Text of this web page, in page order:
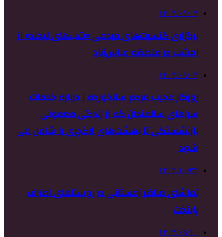
۱۴۰۴/۰۱/۰۴
برگزاری کنسرت‌های مردمی «شب‌های لبخند» از
امشب در منطقه عباس‌آباد
۱۴۰۳/۰۹/۰۳
روزگار عجیب مردم سالخورده | درباره خدمات
سراهای سالمندان که از زندگی معمولی
بازنشستگی تا بهشت‌های لاکچری را شامل می
شود
۱۴۰۲/۱۰/۲۲
تماشای مناظر زمستانی در روستاهای اطراف
پایتخت
۱۴۰۳/۰۹/۱۰